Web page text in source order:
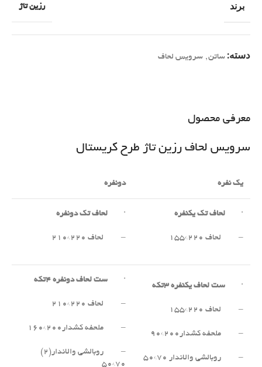
معرفی محصول
سرویس لحاف رزین تاژ طرح کریستال
یک نفره دونفره
· لحاف تک یکنفره
– لحاف ۲۲۰*۱۵۵
· لحاف تک دونفره
– لحاف ۲۲۰*۲۱۰
· ست لحاف یکنفره ۳تکه
– لحاف ۲۲۰*۱۵۵
– ملحفه کشدار۲۰۰*۹۰
– روبالشی والاندار ۷۰*۵۰
· ست لحاف دونفره ۴تکه
– لحاف ۲۲۰*۲۱۰
– ملحفه کشدار۲۰۰*۱۶۰
– روبالشی والاندار(۲)
۷۰*۵۰
برند رزین تاژ
دسته: ساتن, سرویس لحاف